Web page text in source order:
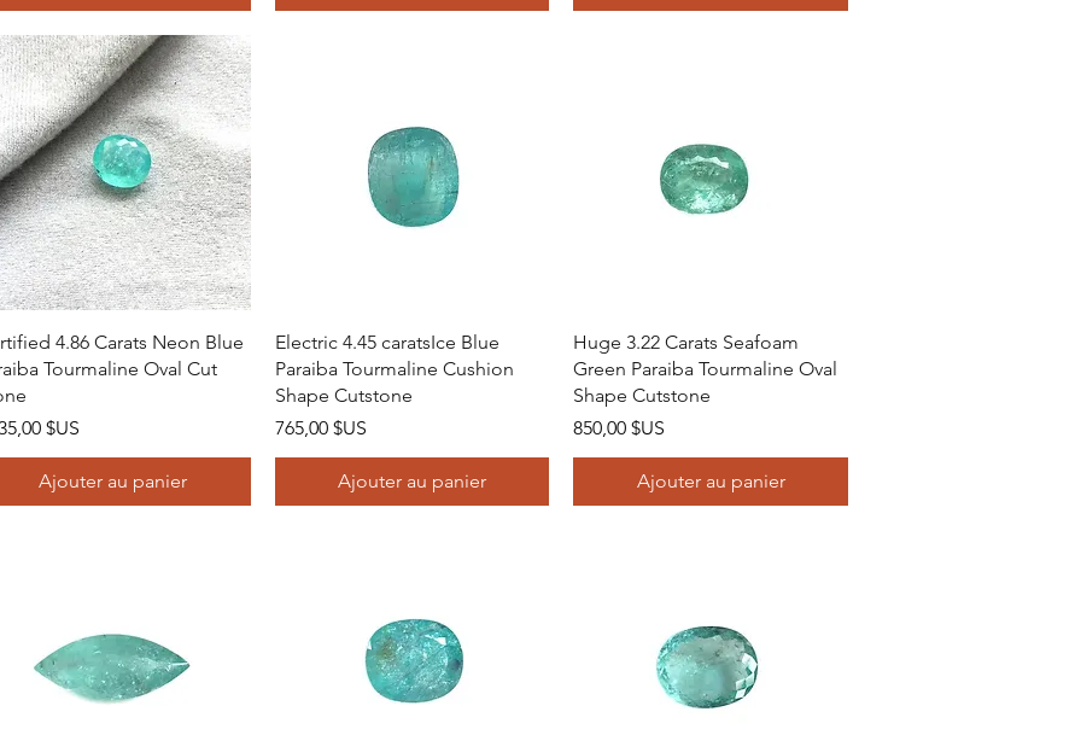
Aperçu rapide
4.86 Carats Neon Blue
Tourmaline Oval Cut
$US
Ajouter au panier
Aperçu rapide
Electric 4.45 caratsIce Blue
Paraiba Tourmaline Cushion
Shape Cutstone
Prix
765,00 $US
Ajouter au panier
Aperçu rapide
Huge 3.22 Carats Seafoam
Green Paraiba Tourmaline Oval
Shape Cutstone
Prix
850,00 $US
Ajouter au panier